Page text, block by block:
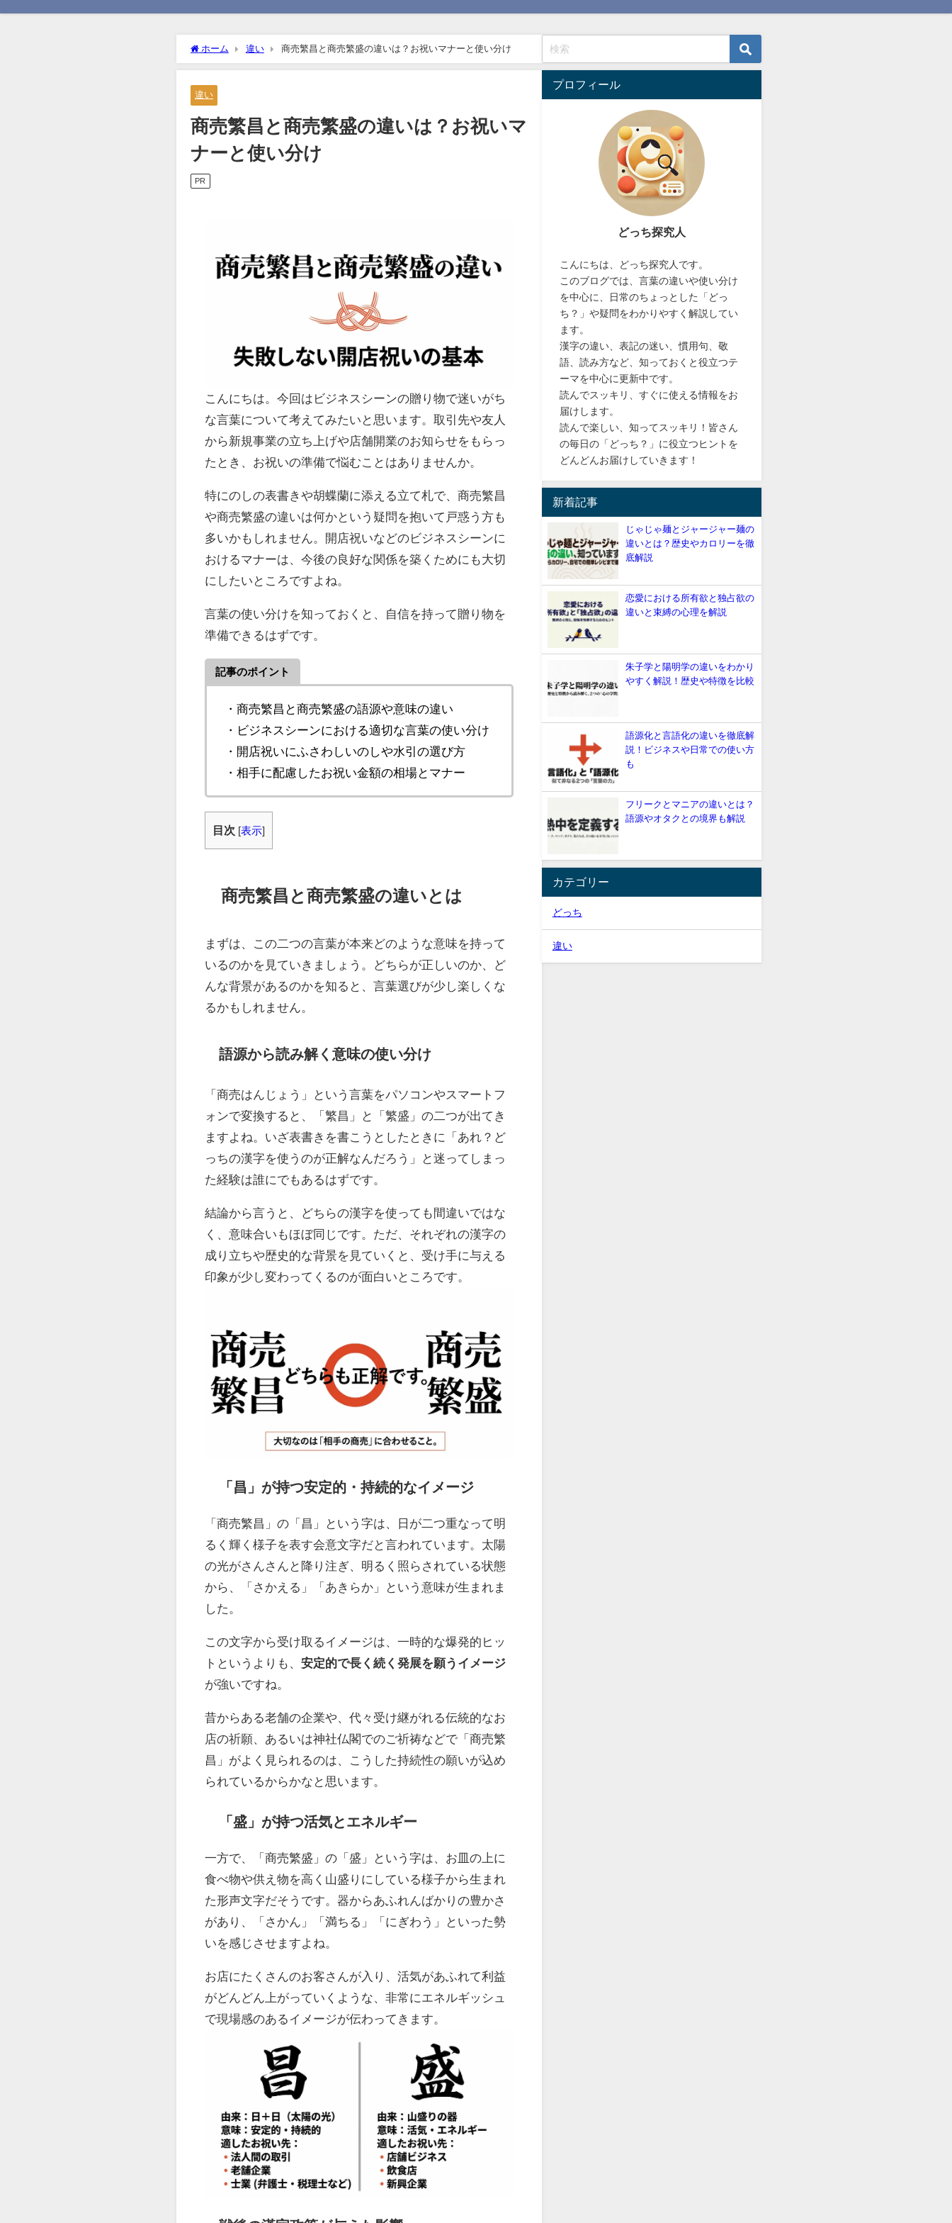
ホーム 違い 商売繁昌と商売繁盛の違いは？お祝いマナーと使い分け
違い
商売繁昌と商売繁盛の違いは？お祝いマ
ナーと使い分け
PR
こんにちは。今回はビジネスシーンの贈り物で迷いがち
な言葉について考えてみたいと思います。取引先や友人
から新規事業の立ち上げや店舗開業のお知らせをもらっ
たとき、お祝いの準備で悩むことはありませんか。
特にのしの表書きや胡蝶蘭に添える立て札で、商売繁昌
や商売繁盛の違いは何かという疑問を抱いて戸惑う方も
多いかもしれません。開店祝いなどのビジネスシーンに
おけるマナーは、今後の良好な関係を築くためにも大切
にしたいところですよね。
言葉の使い分けを知っておくと、自信を持って贈り物を
準備できるはずです。
記事のポイント
・商売繁昌と商売繁盛の語源や意味の違い
・ビジネスシーンにおける適切な言葉の使い分け
・開店祝いにふさわしいのしや水引の選び方
・相手に配慮したお祝い金額の相場とマナー
目次 表示]
商売繁昌と商売繁盛の違いとは
まずは、この二つの言葉が本来どのような意味を持って
いるのかを見ていきましょう。どちらが正しいのか、ど
んな背景があるのかを知ると、言葉選びが少し楽しくな
るかもしれません。
語源から読み解く意味の使い分け
「商売はんじょう」という言葉をパソコンやスマートフ
ォンで変換すると、「繁昌」と「繁盛」の二つが出てき
ますよね。いざ表書きを書こうとしたときに「あれ？ど
っちの漢字を使うのが正解なんだろう」と迷ってしまっ
た経験は誰にでもあるはずです。
結論から言うと、どちらの漢字を使っても間違いではな
く、意味合いもほぼ同じです。ただ、それぞれの漢字の
成り立ちや歴史的な背景を見ていくと、受け手に与える
印象が少し変わってくるのが面白いところです。
「昌」が持つ安定的・持続的なイメージ
「商売繁昌」の「昌」という字は、日が二つ重なって明
るく輝く様子を表す会意文字だと言われています。太陽
の光がさんさんと降り注ぎ、明るく照らされている状態
から、「さかえる」「あきらか」という意味が生まれま
した。
この文字から受け取るイメージは、一時的な爆発的ヒッ
トというよりも、 安定的で長く続く発展を願うイメージ
が強いですね。
昔からある老舗の企業や、代々受け継がれる伝統的なお
店の祈願、あるいは神社仏閣でのご祈祷などで「商売繁
昌」がよく見られるのは、こうした持続性の願いが込め
られているからかなと思います。
「盛」が持つ活気とエネルギー
一方で、「商売繁盛」の「盛」という字は、お皿の上に
食べ物や供え物を高く山盛りにしている様子から生まれ
た形声文字だそうです。器からあふれんばかりの豊かさ
があり、「さかん」「満ちる」「にぎわう」といった勢
いを感じさせますよね。
お店にたくさんのお客さんが入り、活気があふれて利益
がどんどん上がっていくような、非常にエネルギッシュ
で現場感のあるイメージが伝わってきます。
プロフィール
どっち探究人
こんにちは、どっち探究人です。
このブログでは、言葉の違いや使い分け
を中心に、日常のちょっとした「どっ
ち？」や疑問をわかりやすく解説してい
ます。
漢字の違い、表記の迷い、慣用句、敬
語、読み方など、知っておくと役立つテ
ーマを中心に更新中です。
読んでスッキリ、すぐに使える情報をお
届けします。
読んで楽しい、知ってスッキリ！皆さん
の毎日の「どっち？」に役立つヒントを
どんどんお届けしていきます！
新着記事
じゃじゃ麺とジャージャー麺の
違いとは？歴史やカロリーを徹
底解説
恋愛における所有欲と独占欲の
違いと束縛の心理を解説
朱子学と陽明学の違いをわかり
やすく解説！歴史や特徴を比較
語源化と言語化の違いを徹底解
説！ビジネスや日常での使い方
も
フリークとマニアの違いとは？
語源やオタクとの境界も解説
カテゴリー
どっち
違い